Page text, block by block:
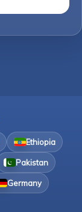
Ethiopia
Pakistan
Germany